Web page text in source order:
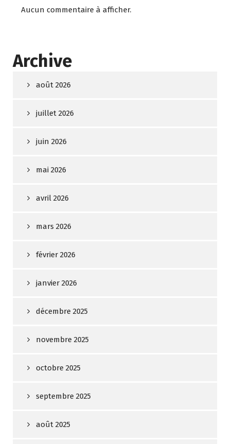
Aucun commentaire à afficher.
Archive
août 2026
juillet 2026
juin 2026
mai 2026
avril 2026
mars 2026
février 2026
janvier 2026
décembre 2025
novembre 2025
octobre 2025
septembre 2025
août 2025